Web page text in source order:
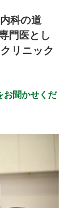
科の道
門医とし
リニック
お聞かせくだ